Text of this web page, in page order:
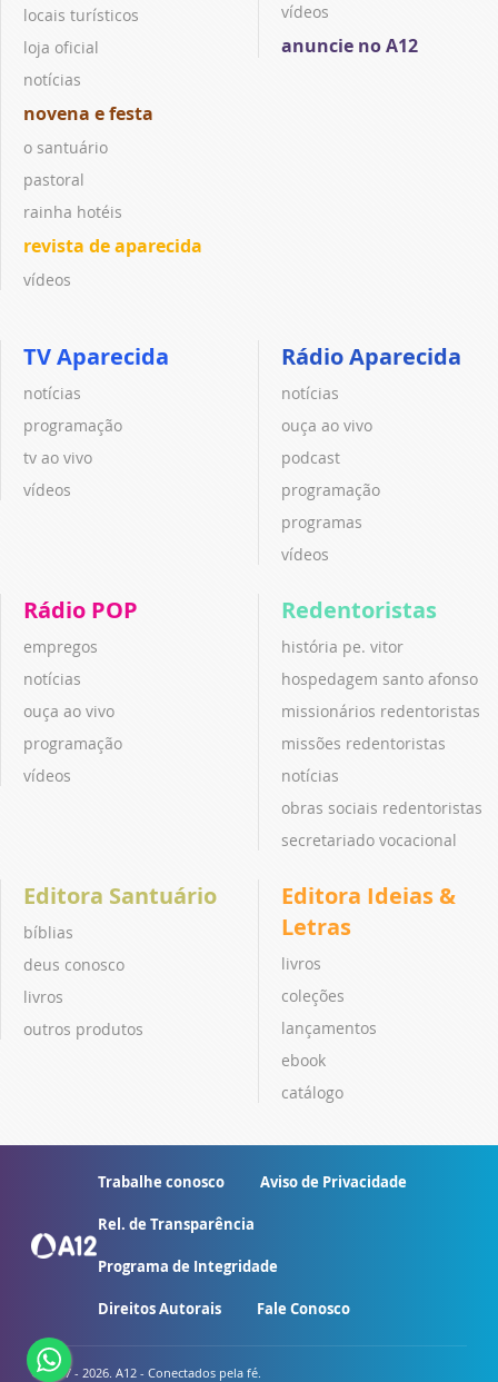
locais turísticos
loja oficial
notícias
novena e festa
o santuário
pastoral
rainha hotéis
revista de aparecida
vídeos
vídeos
anuncie no A12
TV Aparecida
notícias
programação
tv ao vivo
vídeos
Rádio Aparecida
notícias
ouça ao vivo
podcast
programação
programas
vídeos
Rádio POP
empregos
notícias
ouça ao vivo
programação
vídeos
Redentoristas
história pe. vitor
hospedagem santo afonso
missionários redentoristas
missões redentoristas
notícias
obras sociais redentoristas
secretariado vocacional
Editora Santuário
bíblias
deus conosco
livros
outros produtos
Editora Ideias &
Letras
livros
coleções
lançamentos
ebook
catálogo
Trabalhe conosco Aviso de Privacidade
Rel. de Transparência
Programa de Integridade
Direitos Autorais Fale Conosco
© 2007 - 2026. A12 - Conectados pela fé.